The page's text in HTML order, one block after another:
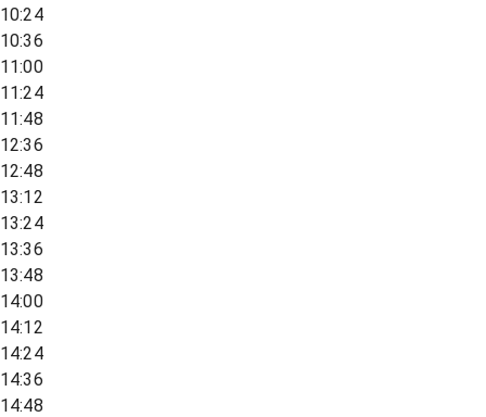
10:24
10:36
11:00
11:24
11:48
12:36
12:48
13:12
13:24
13:36
13:48
14:00
14:12
14:24
14:36
14:48